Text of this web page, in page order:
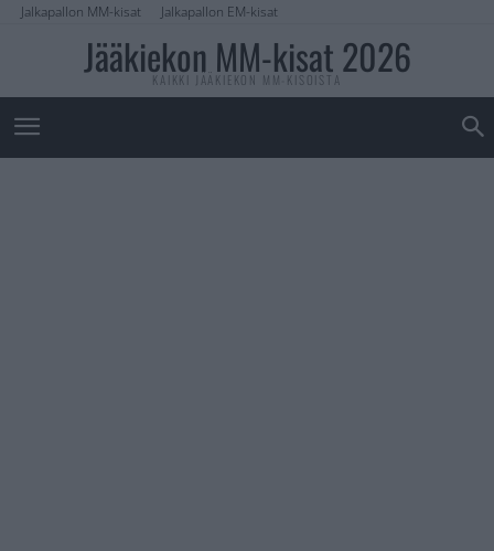
Jalkapallon MM-kisat Jalkapallon EM-kisat
Jääkiekon MM-kisat 2026
KAIKKI JÄÄKIEKON MM-KISOISTA